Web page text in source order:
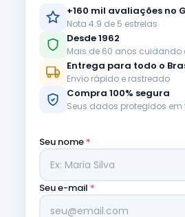
+160 mil avaliações no
Nota 4.9 de 5 estrelas
Desde 1962
Mais de 60 anos
Entrega para todo o
Envio rápido e rastreado
Compra 100% segura
Seus dados protegidos
Seu nome *
Seu e-mail *